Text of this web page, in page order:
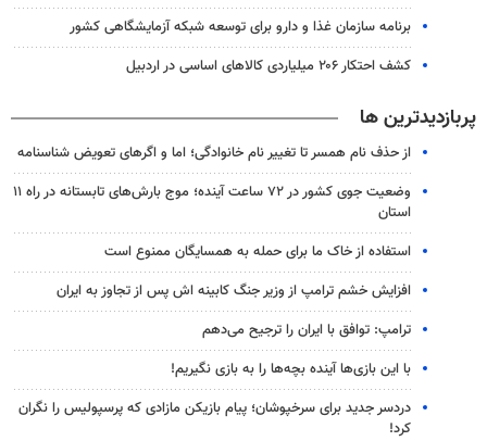
برنامه سازمان غذا و دارو برای توسعه شبکه آزمایشگاهی کشور
کشف احتکار ۲۰۶ میلیاردی کالاهای اساسی در اردبیل
پربازدیدترین ها
از حذف نام همسر تا تغییر نام خانوادگی؛ اما و اگرهای تعویض شناسنامه
وضعیت جوی کشور در ۷۲ ساعت آینده؛ موج بارش‌های تابستانه در راه ۱۱
استان
استفاده از خاک ما برای حمله به همسایگان ممنوع است
افزایش خشم ترامپ از وزیر جنگ کابینه اش پس از تجاوز به ایران
ترامپ: توافق با ایران را ترجیح می‌دهم
با این بازی‌ها آینده بچه‌ها را به بازی نگیریم!
دردسر جدید برای سرخپوشان؛ پیام بازیکن مازادی که پرسپولیس را نگران
کرد!